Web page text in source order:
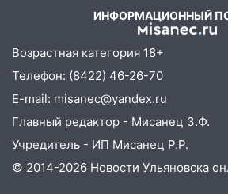
ИНФОРМАЦИОННЫЙ
Возрастная категория 18+
Телефон: (8422) 46-26-70
E-mail: misanec@yandex.ru
Главный редактор - Мисанец З.Ф.
Учредитель - ИП Мисанец Р.Р.
© 2014-2026 Новости Ульяновска